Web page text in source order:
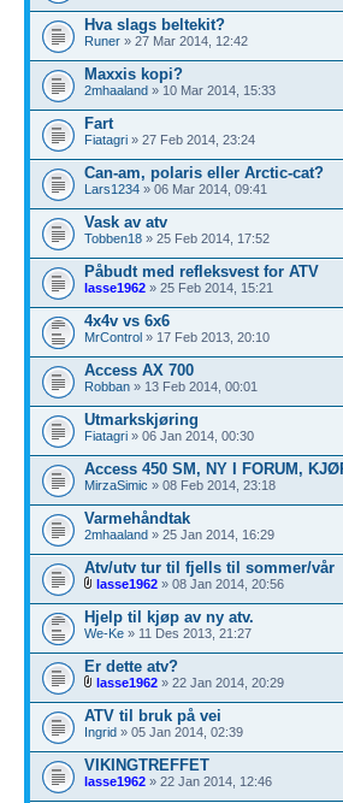
Hva slags beltekit?
Runer » 27 Mar 2014, 12:42
Maxxis kopi?
2mhaaland » 10 Mar 2014, 15:33
Fart
Fiatagri » 27 Feb 2014, 23:24
Can-am, polaris eller Arctic-cat?
Lars1234 » 06 Mar 2014, 09:41
Vask av atv
Tobben18 » 25 Feb 2014, 17:52
Påbudt med refleksvest for ATV
lasse1962 » 25 Feb 2014, 15:21
4x4v vs 6x6
MrControl » 17 Feb 2013, 20:10
Access AX 700
Robban » 13 Feb 2014, 00:01
Utmarkskjøring
Fiatagri » 06 Jan 2014, 00:30
Access 450 SM, NY I FORUM,
MirzaSimic » 08 Feb 2014, 23:18
Varmehåndtak
2mhaaland » 25 Jan 2014, 16:29
Atv/utv tur til fjells til sommer/vår
lasse1962 » 08 Jan 2014, 20:56
Hjelp til kjøp av ny atv.
We-Ke » 11 Des 2013, 21:27
Er dette atv?
lasse1962 » 22 Jan 2014, 20:29
ATV til bruk på vei
Ingrid » 05 Jan 2014, 02:39
VIKINGTREFFET
lasse1962 » 22 Jan 2014, 12:46